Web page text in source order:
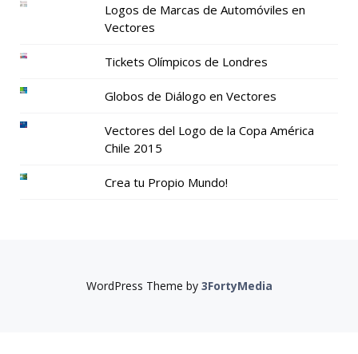
Logos de Marcas de Automóviles en
Vectores
Tickets Olímpicos de Londres
Globos de Diálogo en Vectores
Vectores del Logo de la Copa América
Chile 2015
Crea tu Propio Mundo!
WordPress Theme by 3FortyMedia